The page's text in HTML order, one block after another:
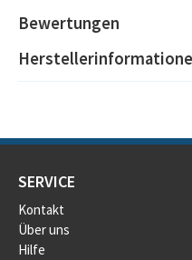
Bewertungen
SERVICE
Kontakt
Über uns
Hilfe